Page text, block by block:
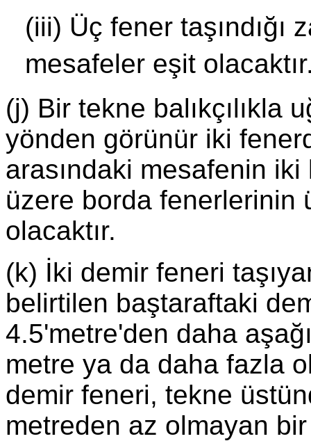
(iii) Üç fener taşındığı
mesafeler eşit
(j) Bir tekne balıkçılıkla
yönden görünür iki
arasındaki mesafenin
üzere borda fenerlerinin
olacaktır.
(k) İki demir feneri
belirtilen baştaraftaki
4.5'metre'den daha
metre ya da daha fazla
demir feneri, tekne
metreden az olmayan